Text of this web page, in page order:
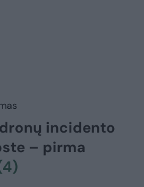
incidento
– pirma